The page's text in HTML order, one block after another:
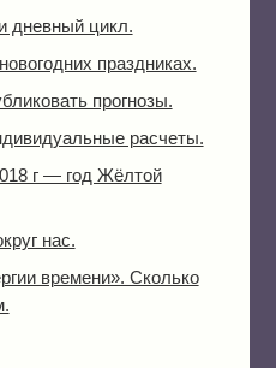
дневный цикл.
праздниках.
прогнозы.
расчеты.
г — год Жёлтой
нас.
времени». Сколько